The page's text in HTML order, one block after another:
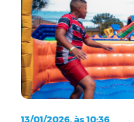
13/01/2026, às 10:36